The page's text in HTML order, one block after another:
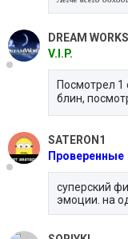
DREAM WORKS
V.I.P.
Посмотрел 1
блин,
SATERON1
Проверенные
суперский
эмоции. на